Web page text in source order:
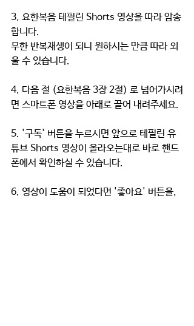
3. 요한복음 테필린 Shorts 영상을 따라 암송
합니다.
무한 반복재생이 되니 원하시는 만큼 따라 외
울 수 있습니다.
4. 다음 절 (요한복음 3장 2절) 로 넘어가시려
면 스마트폰 영상을 아래로 끌어 내려주세요.
5. '구독' 버튼을 누르시면 앞으로 테필린 유
튜브 Shorts 영상이 올라오는대로 바로 핸드
폰에서 확인하실 수 있습니다.
6. 영상이 도움이 되었다면 '좋아요' 버튼을,